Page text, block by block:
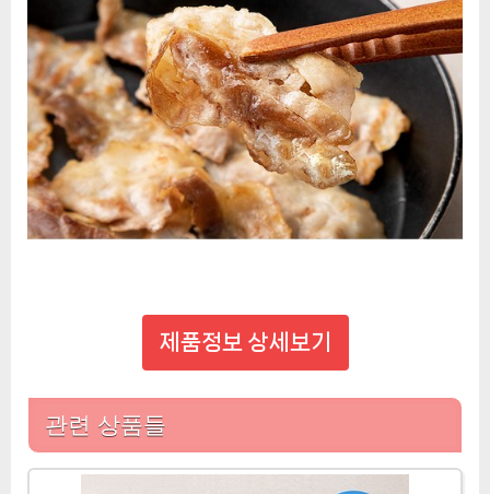
제품정보 상세보기
관련 상품들